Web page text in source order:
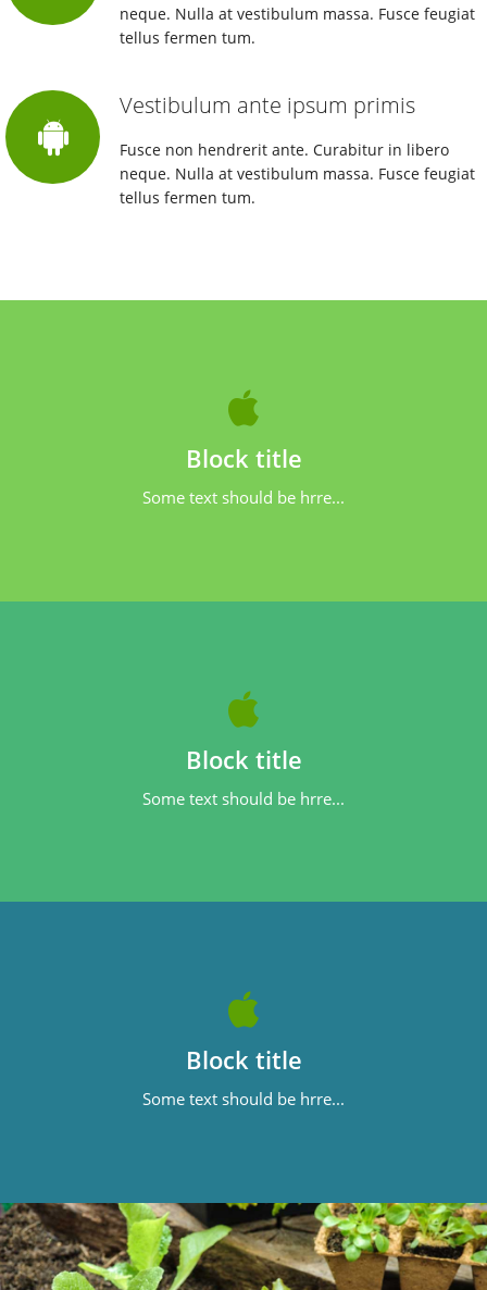
neque. Nulla at vestibulum massa. Fusce feugiat
tellus fermen tum.
Vestibulum ante ipsum primis
Fusce non hendrerit ante. Curabitur in libero
neque. Nulla at vestibulum massa. Fusce feugiat
tellus fermen tum.
Block title
Some text should be hrre...
Block title
Some text should be hrre...
Block title
Some text should be hrre...